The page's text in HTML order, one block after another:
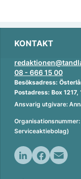
KONTAKT
08 - 666 15 00
Besöksadress:
Postadress: Box 1217,
Ansvarig utgivare:
Serviceaktiebolag)